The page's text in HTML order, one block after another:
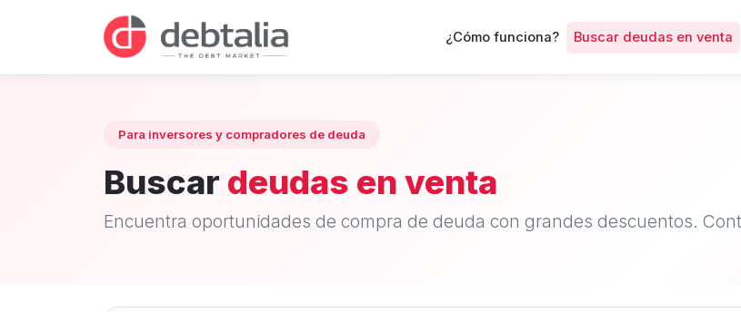
¿Cómo funciona? Buscar deudas en venta
Para inversores y compradores de deuda
Buscar deudas en venta
Encuentra oportunidades de compra de deuda con grandes descuentos.